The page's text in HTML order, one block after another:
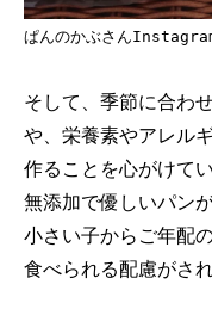
ぱんのかぶさん
そして、季節に合わ
や、栄養素やアレル
作ることを心がけて
無添加で優しいパン
小さい子からご年配
食べられる配慮がさ